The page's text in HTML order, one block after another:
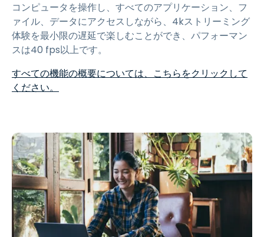
コンピュータを操作し、すべてのアプリケーション、フ
ァイル、データにアクセスしながら、4kストリーミング
体験を最小限の遅延で楽しむことができ、パフォーマン
スは40 fps以上です。
すべての機能の概要については、こちらをクリックして
ください。